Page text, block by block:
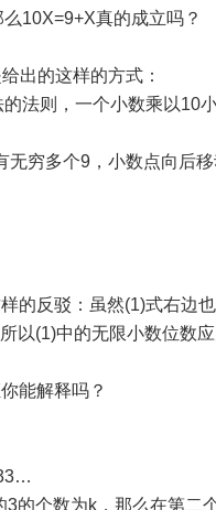
10X=9+X真的成立吗？
出的这样的方式：
法则，一个小数乘以10
穷多个9，小数点向后
的反驳：虽然(1)式右
以(1)中的无限小数位数
能解释吗？
的个数为k，那么在第二